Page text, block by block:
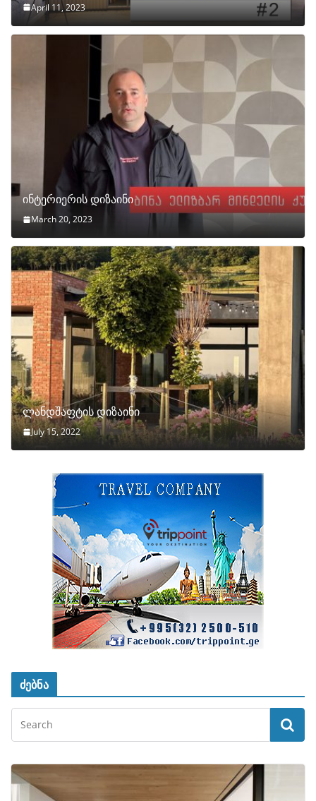
April 11, 2023
ინტერიერის დიზაინი
March 20, 2023
ლანდშაფტის დიზაინი
July 15, 2022
ძებნა